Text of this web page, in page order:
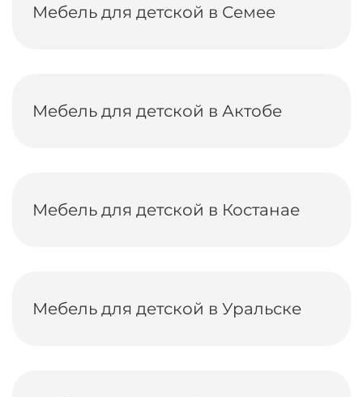
Мебель для детской в Семее
Мебель для детской в Актобе
Мебель для детской в Костанае
Мебель для детской в Уральске